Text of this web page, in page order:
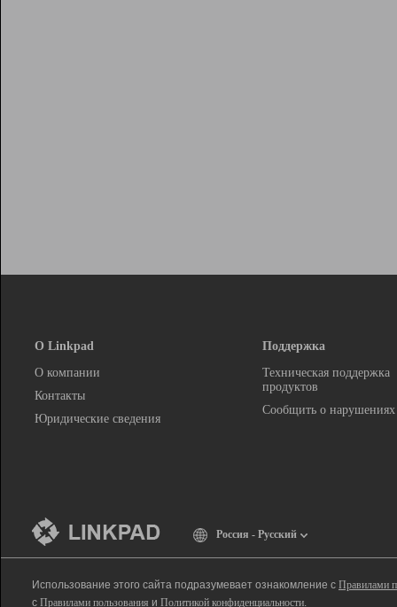
О Linkpad
О компании
Контакты
Юридические сведения
Поддержка
Техническая поддержка
продуктов
Сообщить о нарушениях
Россия - Русский
Использование этого сайта подразумевает ознакомление с Правилами
с Правилами пользования и Политикой конфиденциальности.